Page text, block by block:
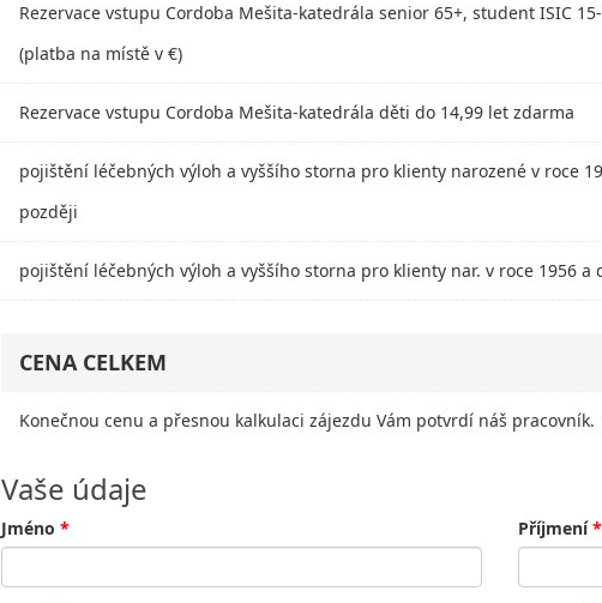
Rezervace vstupu Cordoba Mešita-katedrála senior 65+, student ISIC
(platba na místě v €)
Rezervace vstupu Cordoba Mešita-katedrála děti do 14,99 let zdarma
pojištění léčebných výloh a vyššího storna pro klienty narozené v roce
později
pojištění léčebných výloh a vyššího storna pro klienty nar. v roce 1956 a
CENA CELKEM
Konečnou cenu a přesnou kalkulaci zájezdu Vám potvrdí náš pracovník.
Vaše údaje
Jméno * Příjmení*